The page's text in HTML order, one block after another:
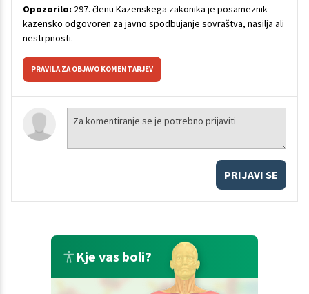
Opozorilo: 297. členu Kazenskega zakonika je posameznik
kazensko odgovoren za javno spodbujanje sovraštva, nasilja ali
nestrpnosti.
PRAVILA ZA OBJAVO KOMENTARJEV
PRIJAVI SE
Kje vas boli?